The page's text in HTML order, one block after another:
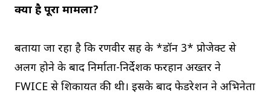
क्या है पूरा मामला?
बताया जा रहा है कि रणवीर सिंह के *डॉन 3* प्रोजेक्ट से
अलग होने के बाद निर्माता-निर्देशक फरहान अख्तर ने
FWICE से शिकायत की थी। इसके बाद फेडरेशन ने अभिनेता